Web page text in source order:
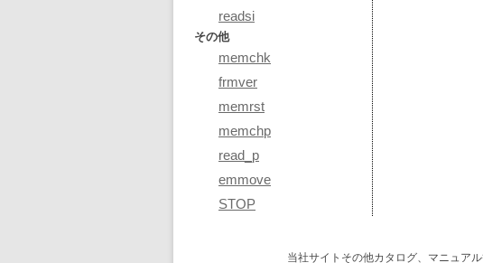
readsi
その他
memchk
frmver
memrst
memchp
read_p
emmove
STOP
当社サイトその他カタログ、マニュア